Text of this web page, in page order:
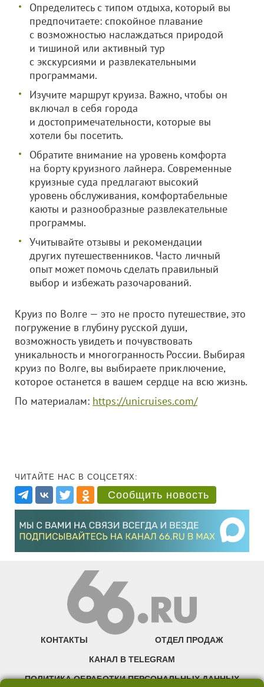
Определитесь с типом отдыха, который вы
предпочитаете: спокойное плавание
с возможностью наслаждаться природой
и тишиной или активный тур
с экскурсиями и развлекательными
программами.
Изучите маршрут круиза. Важно, чтобы он
включал в себя города
и достопримечательности, которые вы
хотели бы посетить.
Обратите внимание на уровень комфорта
на борту круизного лайнера. Современные
круизные суда предлагают высокий
уровень обслуживания, комфортабельные
каюты и разнообразные развлекательные
программы.
Учитывайте отзывы и рекомендации
других путешественников. Часто личный
опыт может помочь сделать правильный
выбор и избежать разочарований.
Круиз по Волге — это не просто путешествие, это
погружение в глубину русской души,
возможность увидеть и почувствовать
уникальность и многогранность России. Выбирая
круиз по Волге, вы выбираете приключение,
которое останется в вашем сердце на всю жизнь.
По материалам: https://unicruises.com/
ЧИТАЙТЕ НАС В СОЦСЕТЯХ:
Сообщить новость
КОНТАКТЫ ОТДЕЛ ПРОДАЖ
КАНАЛ В TELEGRAM
ПОЛИТИКА ОБРАБОТКИ ПЕРСОНАЛЬНЫХ ДАННЫХ